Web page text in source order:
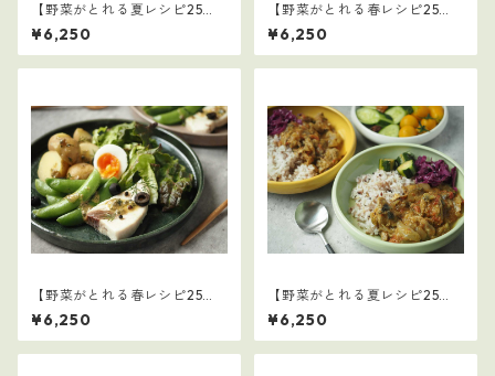
【野菜がとれる夏レシピ25
選】3
¥6,250
【野菜がとれる春レシピ25
選】4
¥6,250
【野菜がとれる春レシピ25
選】3
¥6,250
【野菜がとれる夏レシピ25
選】1
¥6,250